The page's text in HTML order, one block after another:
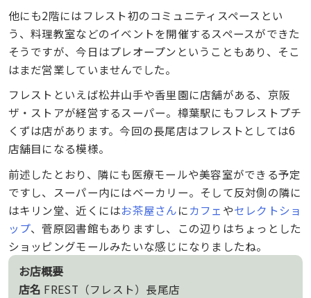
他にも2階にはフレスト初のコミュニティスペースとい
う、料理教室などのイベントを開催するスペースができた
そうですが、今日はプレオープンということもあり、そこ
はまだ営業していませんでした。
フレストといえば松井山手や香里園に店舗がある、京阪
ザ・ストアが経営するスーパー。樟葉駅にもフレストプチ
くずは店があります。今回の長尾店はフレストとしては6
店舗目になる模様。
前述したとおり、隣にも医療モールや美容室ができる予定
ですし、スーパー内にはベーカリー。そして反対側の隣に
はキリン堂、近くにはお茶屋さんにカフェ やセレクトショ
ップ、菅原図書館もありますし、この辺りはちょっとした
ショッピングモールみたいな感じになりましたね。
お店概要
店名 FREST（フレスト）長尾店